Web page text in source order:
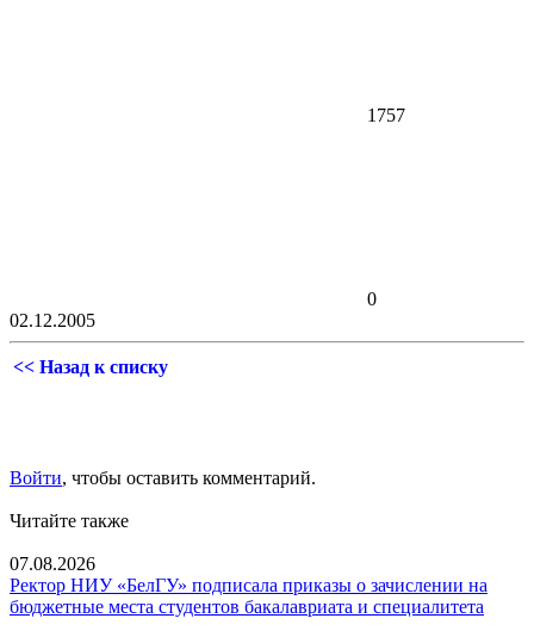
1757
0
02.12.2005
<< Назад к списку
Войти, чтобы оставить комментарий.
Читайте также
07.08.2026
Ректор НИУ «БелГУ» подписала приказы о зачислении на
бюджетные места студентов бакалавриата и специалитета